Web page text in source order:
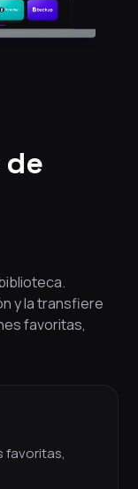
de
y la transfiere
favoritas,
favoritas,